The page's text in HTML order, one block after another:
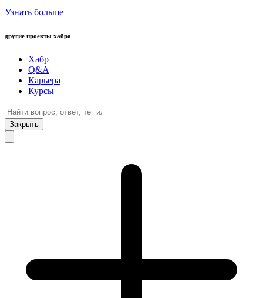
Узнать больше
другие проекты хабра
Хабр
Q&A
Карьера
Курсы
Закрыть